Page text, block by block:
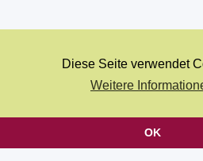
Diese Seite verwendet
Weitere
OK